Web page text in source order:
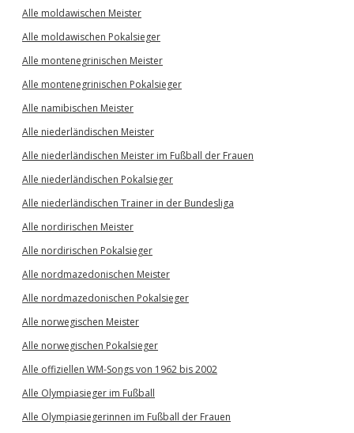
Alle moldawischen Meister
Alle moldawischen Pokalsieger
Alle montenegrinischen Meister
Alle montenegrinischen Pokalsieger
Alle namibischen Meister
Alle niederländischen Meister
Alle niederländischen Meister im Fußball der Frauen
Alle niederländischen Pokalsieger
Alle niederländischen Trainer in der Bundesliga
Alle nordirischen Meister
Alle nordirischen Pokalsieger
Alle nordmazedonischen Meister
Alle nordmazedonischen Pokalsieger
Alle norwegischen Meister
Alle norwegischen Pokalsieger
Alle offiziellen WM-Songs von 1962 bis 2002
Alle Olympiasieger im Fußball
Alle Olympiasiegerinnen im Fußball der Frauen